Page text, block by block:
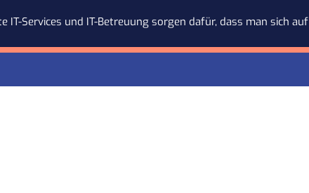
Services und IT-Betreuung sorgen dafür, dass man sich auf